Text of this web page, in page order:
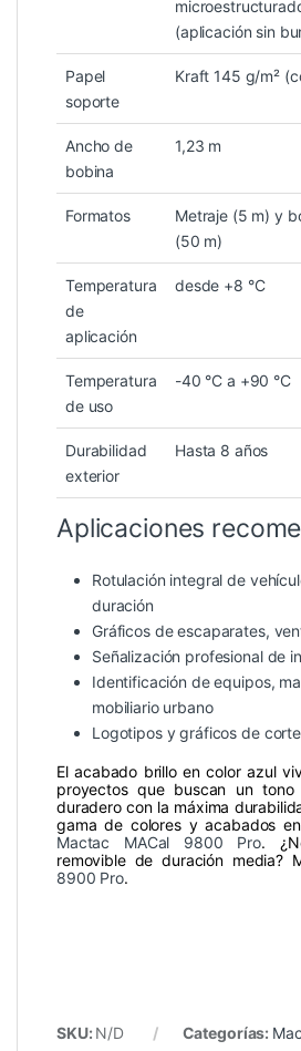
(aplicación sin
Papel
soporte
Kraft 145 g/m²
Ancho de
bobina
1,23 m
Formatos
Metraje (5 m) y
(50 m)
Temperatura
de
aplicación
desde +8 °C
Temperatura
de uso
-40 °C a +90 °C
Durabilidad
exterior
Hasta 8 años
Aplicaciones
Rotulación integral de
duración
Gráficos de escaparates,
Señalización profesional de
Identificación de equipos,
mobiliario urbano
Logotipos y gráficos de
El acabado brillo en color azul
proyectos que buscan un
duradero con la máxima
gama de colores y acabados
Mactac MACal 9800 Pro.
removible de duración media?
8900 Pro.
SKU: N/D Categorías: